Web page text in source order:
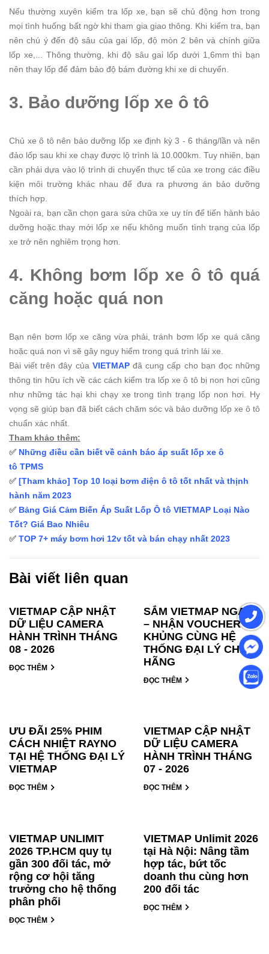
Nếu thường xuyên kiểm tra lốp xe, bạn sẽ chủ động hơn trong
mọi tình huống bất ngờ khi tham gia giao thông. Khi kiểm tra, bạn
nên chú ý đến độ sâu của gai lốp, độ mòn 2 bên và chính giữa
lốp xe,... Thông thường, khi độ sâu gai lốp dưới 1,6mm thì bạn
nên thay lốp để đảm bảo độ bám đường khi xe di chuyển.
3. Bảo dưỡng lốp xe ô tô
Chủ xe ô tô nên bảo dưỡng lốp xe định kỳ 3 - 6 tháng/lần và nên
đảo lốp sau khi xe chạy được lộ trình là 10.000km. Tuy nhiên, bạn
cần phải dựa vào lộ trình di chuyển thực tế của xe trong các điều
kiện môi trường khác nhau để đưa ra phương án bảo dưỡng
thích hợp.
Ngoài ra, bạn cần chọn gara sửa chữa xe uy tín để tiến hành bảo
dưỡng hoặc thay mới lốp xe nếu không muốn tình trạng của lốp
xe trở nên nghiêm trọng hơn.
4. Không bơm lốp xe ô tô quá
căng hoặc quá non
Bạn nên bơm lốp xe căng vừa phải, tránh bơm lốp xe quá căng
hoặc quá non vì sẽ gây nguy hiểm trong quá trình lái xe.
Bài viết trên đây của VIETMAPđã cung cấp cho bạn đọc những
thông tin hữu ích về các cách kiểm tra lốp xe ô tô bị non hơi cũng
như những tác hại khi chạy xe trong tình trạng lốp non hơi. Hy
vọng sẽ giúp bạn đã biết cách chăm sóc và bảo dưỡng lốp xe ô tô
chuẩn xác nhất.
Tham khảo thêm:
✅ Những điều cần biết về cảnh báo áp suất lốp xe ô
tô TPMS
✅ [Tham khảo] Top 10 loại bơm điện ô tô tốt nhất và thịnh
hành năm 2023
✅ Bảng Giá Cảm Biến Áp Suất Lốp Ô tô VIETMAP Loại Nào
Tốt? Giá Bao Nhiêu
✅ TOP 7+ máy bơm hơi 12v tốt và bán chạy nhất 2023
Bài viết liên quan
VIETMAP CẬP NHẬT
DỮ LIỆU CAMERA
HÀNH TRÌNH THÁNG
08 - 2026
ĐỌC THÊM
SẮM VIETMAP NGAY
– NHẬN VOUCHER
KHỦNG CÙNG HỆ
THỐNG ĐẠI LÝ CHÍNH
HÃNG
ĐỌC THÊM
ƯU ĐÃI 25% PHIM
CÁCH NHIỆT RAYNO
TẠI HỆ THỐNG ĐẠI LÝ
VIETMAP
ĐỌC THÊM
VIETMAP CẬP NHẬT
DỮ LIỆU CAMERA
HÀNH TRÌNH THÁNG
07 - 2026
ĐỌC THÊM
VIETMAP UNLIMIT
2026 TP.HCM quy tụ
gần 300 đối tác, mở
rộng cơ hội tăng
trưởng cho hệ thống
phân phối
ĐỌC THÊM
VIETMAP Unlimit 2026
tại Hà Nội: Nâng tầm
hợp tác, bứt tốc
doanh thu cùng hơn
200 đối tác
ĐỌC THÊM